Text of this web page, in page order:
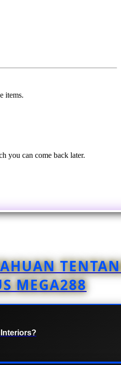
items.
you can come back later.
MEGA288